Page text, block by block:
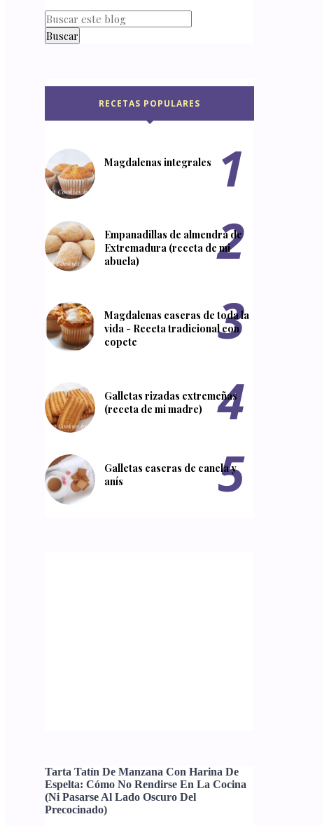
RECETAS POPULARES
Magdalenas integrales
Empanadillas de almendra de
Extremadura (receta de mi
abuela)
Magdalenas caseras de toda la
vida - Receta tradicional con
copete
Galletas rizadas extremeñas
(receta de mi madre)
Galletas caseras de canela y
anís
Tarta Tatín De Manzana Con Harina De
Espelta: Cómo No Rendirse En La Cocina
(ni Pasarse Al Lado Oscuro Del
Precocinado)